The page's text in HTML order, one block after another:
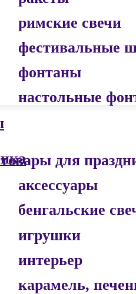
римские свечи
фестивальные
фонтаны
настольные
товары для
аксессуары
бенгальские
игрушки
интерьер
карамель,